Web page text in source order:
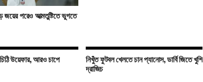
জয়ের পরেও আত্মতুষ্টিতে ভুগতে
উয়েফার, আরও চাপে নিখুঁত ফুটবল খেলতে চান প্যানোস, ডার্বি জিতে খুশি
দ্রাজিচ